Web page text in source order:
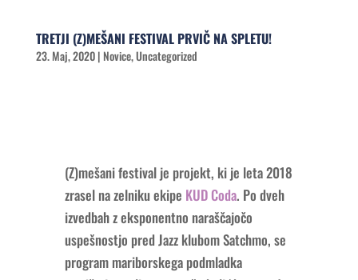
TRETJI (Z)MEŠANI FESTIVAL PRVIČ NA SPLETU!
23. Maj, 2020| Novice,Uncategorized
(Z)mešani festival je projekt, ki je leta 2018
zrasel na zelniku ekipe KUD Coda. Po dveh
izvedbah z eksponentno naraščajočo
uspešnostjo pred Jazz klubom Satchmo, se
program mariborskega podmladka